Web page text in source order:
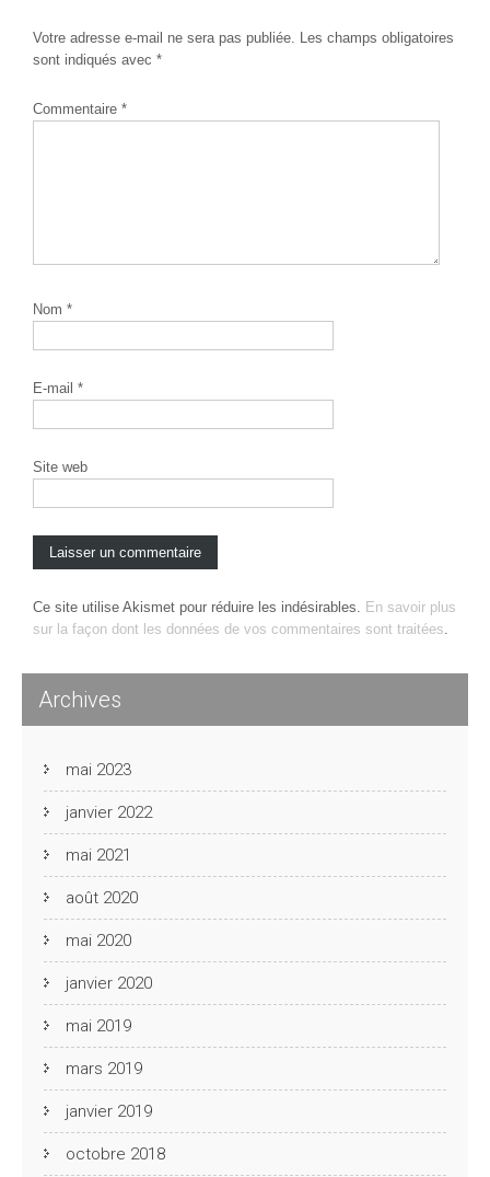
Votre adresse e-mail ne sera pas publiée. Les champs obligatoires
sont indiqués avec *
Commentaire *
Nom *
E-mail *
Site web
Ce site utilise Akismet pour réduire les indésirables. En savoir plus
sur la façon dont les données de vos commentaires sont traitées.
Archives
mai 2023
janvier 2022
mai 2021
août 2020
mai 2020
janvier 2020
mai 2019
mars 2019
janvier 2019
octobre 2018